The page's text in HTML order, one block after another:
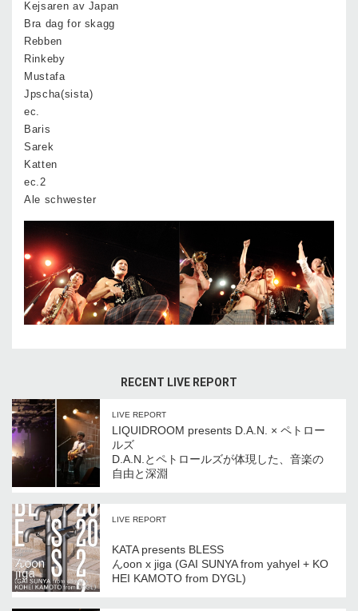
Kejsaren av Japan
Bra dag for skagg
Rebben
Rinkeby
Mustafa
Jpscha(sista)
ec.
Baris
Sarek
Katten
ec.2
Ale schwester
RECENT LIVE REPORT
LIVE REPORT
LIQUIDROOM presents D.A.N. × ペトロー
ルズ
D.A.N.とペトロールズが体現した、音楽の
自由と深淵
LIVE REPORT
KATA presents BLESS
んoon x jiga (GAI SUNYA from yahyel + KO
HEI KAMOTO from DYGL)